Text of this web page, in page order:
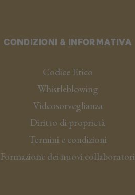
Condizioni & informativa
Codice Etico
Whistleblowing
Videosorveglianza
Diritto di proprietà
Termini e condizioni
Formazione dei nuovi collaboratori